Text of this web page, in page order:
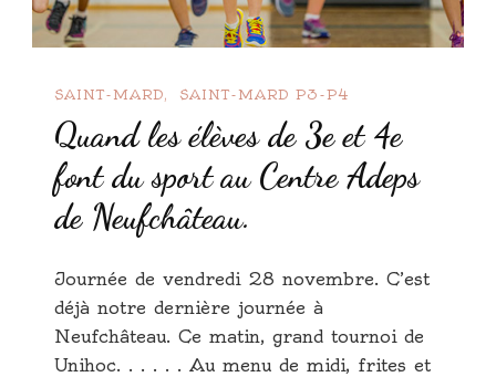
SAINT-MARD SAINT-MARD P3-P4
Quand les élèves de 3e et 4e
font du sport au Centre Adeps
de Neufchâteau.
Journée de vendredi 28 novembre. C’est
déjà notre dernière journée à
Neufchâteau. Ce matin, grand tournoi de
Unihoc. . . . . . Au menu de midi, frites et